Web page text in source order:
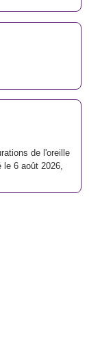
de l'oreille
le 6 août 2026,